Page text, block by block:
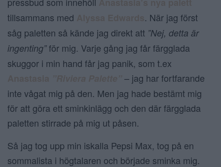
tillsammans med
. När jag först
såg paletten så kände jag direkt att ”Nej, detta är
ingenting”för mig. Varje gång jag får färgglada
skuggor i min hand får jag panik, som t.ex
– jag har fortfarande
inte vågat mig på den. Men jag hade bestämt mig
för att göra ett sminkinlägg och den där färgglada
paletten stirrade på mig ut påsen.
Så jag tog upp min iskalla Pepsi Max, tog på en
sommalista i högtalaren och började sminka mig.